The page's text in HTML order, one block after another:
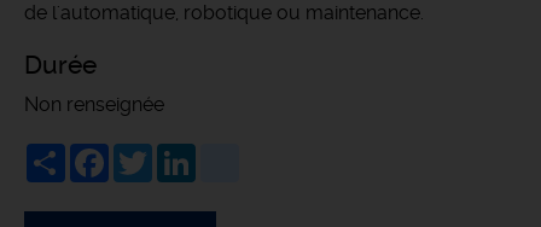
de l'automatique, robotique ou maintenance.
Durée
Non renseignée
ShareFacebook
Twitter